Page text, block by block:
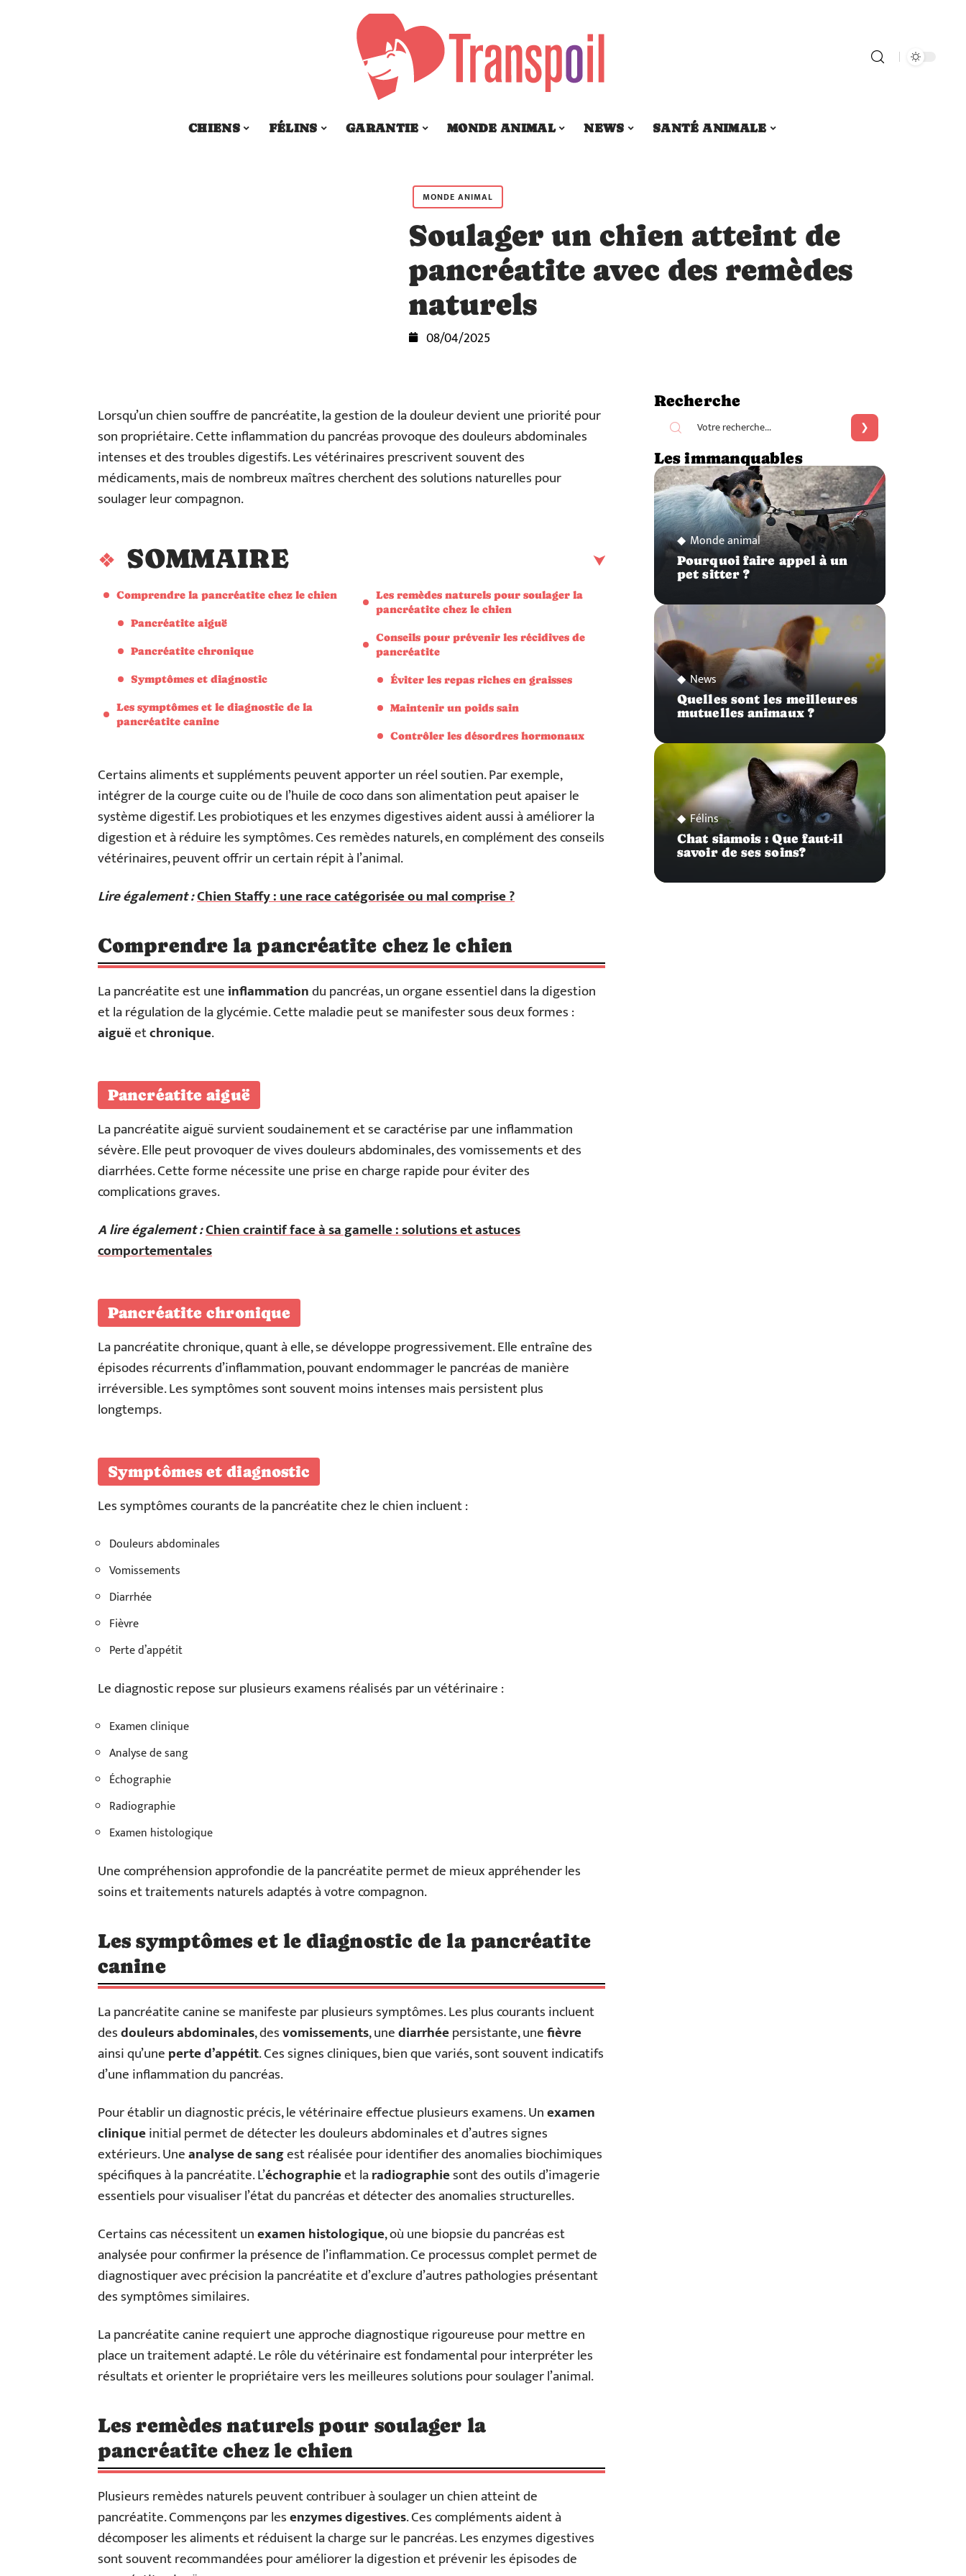
CHIENS FÉLINS GARANTIE MONDE ANIMAL NEWS SANTÉ ANIMALE
MONDE ANIMAL
Soulager un chien atteint de
pancréatite avec des remèdes
naturels
08/04/2025
Lorsqu’un chien souffre de pancréatite, la gestion de la douleur devient une priorité pour
son propriétaire. Cette inflammation du pancréas provoque des douleurs abdominales
intenses et des troubles digestifs. Les vétérinaires prescrivent souvent des
médicaments, mais de nombreux maîtres cherchent des solutions naturelles pour
soulager leur compagnon.
SOMMAIRE
Comprendre la pancréatite chez le chien
Pancréatite aiguë
Pancréatite chronique
Symptômes et diagnostic
Les symptômes et le diagnostic de la
pancréatite canine
Les remèdes naturels pour soulager la
pancréatite chez le chien
Conseils pour prévenir les récidives de
pancréatite
Éviter les repas riches en graisses
Maintenir un poids sain
Contrôler les désordres hormonaux
Certains aliments et suppléments peuvent apporter un réel soutien. Par exemple,
intégrer de la courge cuite ou de l’huile de coco dans son alimentation peut apaiser le
système digestif. Les probiotiques et les enzymes digestives aident aussi à améliorer la
digestion et à réduire les symptômes. Ces remèdes naturels, en complément des conseils
vétérinaires, peuvent offrir un certain répit à l’animal.
Lire également :Chien Staffy : une race catégorisée ou mal comprise ?
Comprendre la pancréatite chez le chien
La pancréatite est uneinflammationdu pancréas, un organe essentiel dans la digestion
et la régulation de la glycémie. Cette maladie peut se manifester sous deux formes :
aiguëetchronique.
Pancréatite aiguë
La pancréatite aiguë survient soudainement et se caractérise par une inflammation
sévère. Elle peut provoquer de vives douleurs abdominales, des vomissements et des
diarrhées. Cette forme nécessite une prise en charge rapide pour éviter des
complications graves.
A lire également :Chien craintif face à sa gamelle : solutions et astuces
comportementales
Pancréatite chronique
La pancréatite chronique, quant à elle, se développe progressivement. Elle entraîne des
épisodes récurrents d’inflammation, pouvant endommager le pancréas de manière
irréversible. Les symptômes sont souvent moins intenses mais persistent plus
longtemps.
Symptômes et diagnostic
Les symptômes courants de la pancréatite chez le chien incluent :
Douleurs abdominales
Vomissements
Diarrhée
Fièvre
Perte d’appétit
Le diagnostic repose sur plusieurs examens réalisés par un vétérinaire :
Examen clinique
Analyse de sang
Échographie
Radiographie
Examen histologique
Une compréhension approfondie de la pancréatite permet de mieux appréhender les
soins et traitements naturels adaptés à votre compagnon.
Les symptômes et le diagnostic de la pancréatite
canine
La pancréatite canine se manifeste par plusieurs symptômes. Les plus courants incluent
desdouleurs abdominales, desvomissements, unediarrhéepersistante, unefièvre
ainsi qu’uneperte d’appétit. Ces signes cliniques, bien que variés, sont souvent indicatifs
d’une inflammation du pancréas.
Pour établir un diagnostic précis, le vétérinaire effectue plusieurs examens. Unexamen
cliniqueinitial permet de détecter les douleurs abdominales et d’autres signes
extérieurs. Uneanalyse de sangest réalisée pour identifier des anomalies biochimiques
spécifiques à la pancréatite. L’échographieet laradiographiesont des outils d’imagerie
essentiels pour visualiser l’état du pancréas et détecter des anomalies structurelles.
Certains cas nécessitent unexamen histologique, où une biopsie du pancréas est
analysée pour confirmer la présence de l’inflammation. Ce processus complet permet de
diagnostiquer avec précision la pancréatite et d’exclure d’autres pathologies présentant
des symptômes similaires.
La pancréatite canine requiert une approche diagnostique rigoureuse pour mettre en
place un traitement adapté. Le rôle du vétérinaire est fondamental pour interpréter les
résultats et orienter le propriétaire vers les meilleures solutions pour soulager l’animal.
Les remèdes naturels pour soulager la
pancréatite chez le chien
Plusieurs remèdes naturels peuvent contribuer à soulager un chien atteint de
pancréatite. Commençons par lesenzymes digestives. Ces compléments aident à
décomposer les aliments et réduisent la charge sur le pancréas. Les enzymes digestives
sont souvent recommandées pour améliorer la digestion et prévenir les épisodes de
Recherche
Les immanquables
Monde animal
Pourquoi faire appel à un
pet sitter ?
News
Quelles sont les meilleures
mutuelles animaux ?
Félins
Chat siamois : Que faut-il
savoir de ses soins?